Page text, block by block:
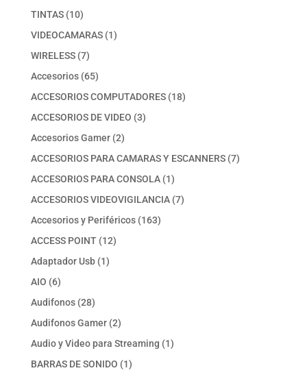
TINTAS 1010
productos
VIDEOCAMARAS 11
WIRELESS 77
productos
Accesorios 6565
productos
ACCESORIOS COMPUTADORES 1818
ACCESORIOS DE VIDEO 33
Accesorios Gamer 22
productos
ACCESORIOS PARA CAMARAS Y ESCANNERS 77
ACCESORIOS PARA CONSOLA 11
producto
ACCESORIOS VIDEOVIGILANCIA 77
Accesorios y Periféricos 163163
ACCESS POINT 1212
Adaptador Usb 11
AIO 66
productos
Audifonos 2828
productos
Audifonos Gamer 22
productos
Audio y Video para Streaming 11
BARRAS DE SONIDO 11